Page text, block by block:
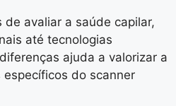
avaliar a saúde capilar,
até tecnologias
ajuda a valorizar a
do scanner